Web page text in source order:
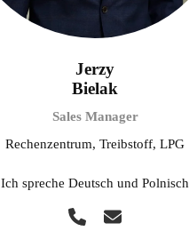
Jerzy
Bielak
Sales Manager
Rechenzentrum, Treibstoff, LPG
Ich spreche Deutsch und Polnisch